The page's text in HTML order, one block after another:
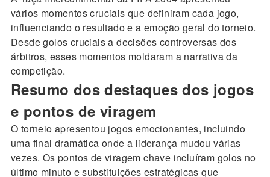
vários momentos cruciais que definiram cada jogo,
influenciando o resultado e a emoção geral do torneio.
Desde golos cruciais a decisões controversas dos
árbitros, esses momentos moldaram a narrativa da
competição.
Resumo dos destaques dos jogos
e pontos de viragem
O torneio apresentou jogos emocionantes, incluindo
uma final dramática onde a liderança mudou várias
vezes. Os pontos de viragem chave incluíram golos no
último minuto e substituições estratégicas que